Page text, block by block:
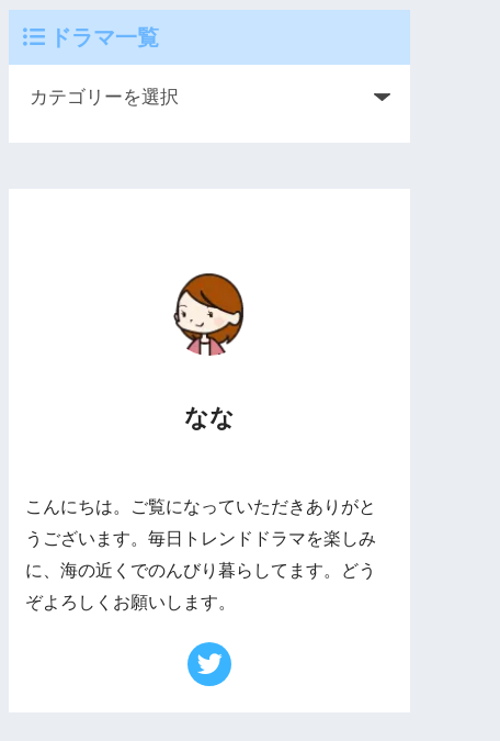
ドラマ一覧
なな
こんにちは。ご覧になっていただきありがと
うございます。毎日トレンドドラマを楽しみ
に、海の近くでのんびり暮らしてます。どう
ぞよろしくお願いします。